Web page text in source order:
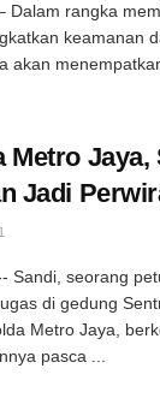
Dalam rangka
keamanan
akan
Metro Jaya,
Jadi
Sandi, seorang
di gedung
Metro Jaya,
pasca ...